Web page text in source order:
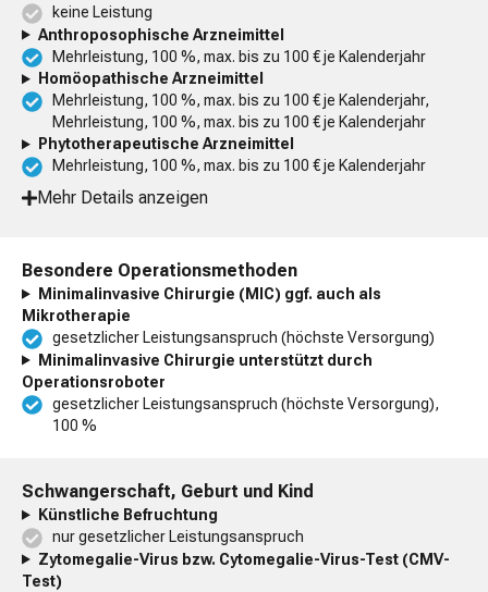
keine Leistung
Anthroposophische Arzneimittel
Mehrleistung, 100 %, max. bis zu 100 € je Kalenderjahr
Homöopathische Arzneimittel
Mehrleistung, 100 %, max. bis zu 100 € je Kalenderjahr,
Mehrleistung, 100 %, max. bis zu 100 € je Kalenderjahr
Phytotherapeutische Arzneimittel
Mehrleistung, 100 %, max. bis zu 100 € je Kalenderjahr
Mehr Details anzeigen
Besondere Operationsmethoden
Minimalinvasive Chirurgie (MIC) ggf. auch als
Mikrotherapie
gesetzlicher Leistungsanspruch (höchste Versorgung)
Minimalinvasive Chirurgie unterstützt durch
Operationsroboter
gesetzlicher Leistungsanspruch (höchste Versorgung),
100 %
Schwangerschaft, Geburt und Kind
Künstliche Befruchtung
nur gesetzlicher Leistungsanspruch
Zytomegalie-Virus bzw. Cytomegalie-Virus-Test (CMV-
Test)